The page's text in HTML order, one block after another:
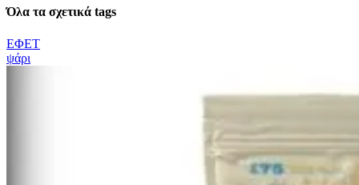
Όλα τα σχετικά tags
ΕΦΕΤ
ψάρι